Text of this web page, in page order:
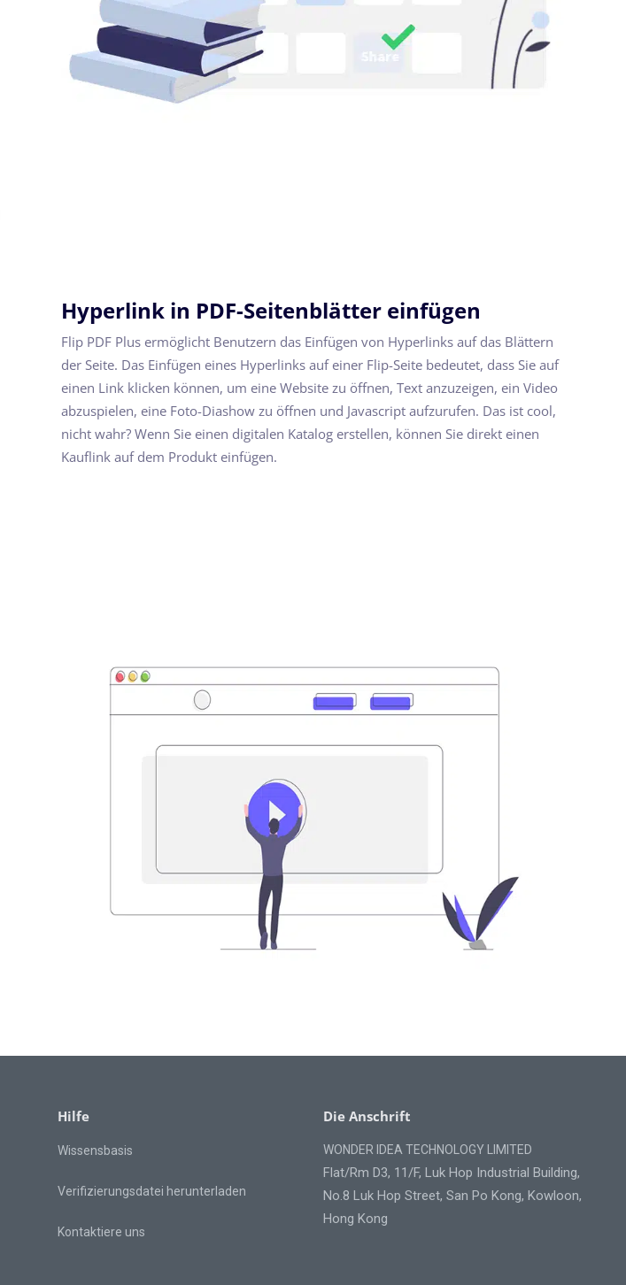
Hyperlink in PDF-Seitenblätter einfügen
Flip PDF Plus ermöglicht Benutzern das Einfügen von Hyperlinks auf das Blättern
der Seite. Das Einfügen eines Hyperlinks auf einer Flip-Seite bedeutet, dass Sie auf
einen Link klicken können, um eine Website zu öffnen, Text anzuzeigen, ein Video
abzuspielen, eine Foto-Diashow zu öffnen und Javascript aufzurufen. Das ist cool,
nicht wahr? Wenn Sie einen digitalen Katalog erstellen, können Sie direkt einen
Kauflink auf dem Produkt einfügen.
Hilfe
Wissensbasis
Verifizierungsdatei herunterladen
Kontaktiere uns
Die Anschrift
WONDER IDEA TECHNOLOGY LIMITED
Flat/Rm D3, 11/F, Luk Hop Industrial Building,
No.8 Luk Hop Street, San Po Kong, Kowloon,
Hong Kong